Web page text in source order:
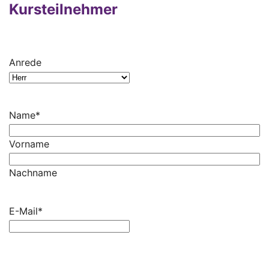
Kursteilnehmer
Anrede
Name*
Vorname
Nachname
E-Mail*